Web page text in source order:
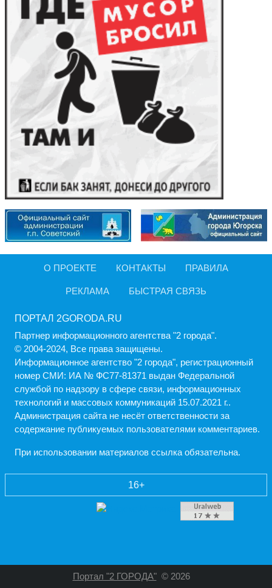
О ПРОЕКТЕ КОНТАКТЫ ПРАВИЛА
РЕКЛАМА БЫСТРАЯ СВЯЗЬ
ПОРТАЛ 2GORODA.RU
Партнер информационного агентства "2 города".
© 2004-2024, Все права защищены.
Информационное агентство "2 города", регистрационный
номер СМИ: ИА № ФС77-81371 выдан Федеральной
службой по надзору в сфере связи, информационных
технологий и массовых коммуникаций 15.07.2021 г..
Администрация cайта не несёт ответственности за
содержание публикуемых пользователями комментариев.
При использовании материалов ссылка обязательна.
16+
Портал "2 ГОРОДА" © 2026